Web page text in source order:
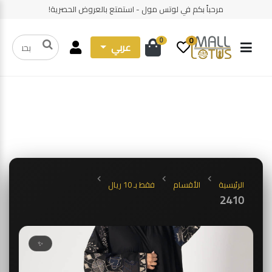
مرحباً بكم في لوتس مول - استمتع بالعروض الحصرية!
0
0 عربي
الرئيسية الأقسام فقط بـ 10 ريال
2410
✨